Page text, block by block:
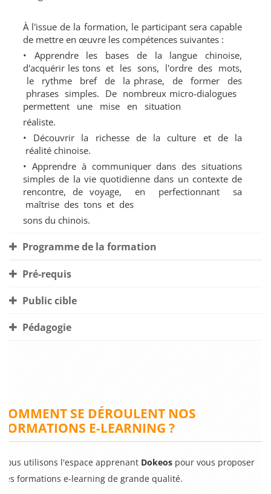
À l'issue de la formation, le participant sera capable
de mettre en œuvre les compétences suivantes :
• Apprendre les bases de la langue chinoise,
d'acquérir les tons et les sons, l'ordre des mots,
le rythme bref de la phrase, de former des
phrases simples. De nombreux micro-dialogues
permettent une mise en situation
réaliste.
• Découvrir la richesse de la culture et de la
réalité chinoise.
• Apprendre à communiquer dans des situations
simples de la vie quotidienne dans un contexte de
rencontre, de voyage, en perfectionnant sa
maîtrise des tons et des
sons du chinois.
Programme de la formation
Pré-requis
Public cible
Pédagogie
COMMENT SE DÉROULENT NOS
FORMATIONS E-LEARNING ?
Nous utilisons l'espace apprenant Dokeos pour vous proposer
des formations e-learning de grande qualité.